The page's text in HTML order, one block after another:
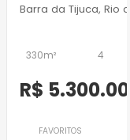
Barra da Tijuca, Rio
330m² 4
R$
FAVORITOS